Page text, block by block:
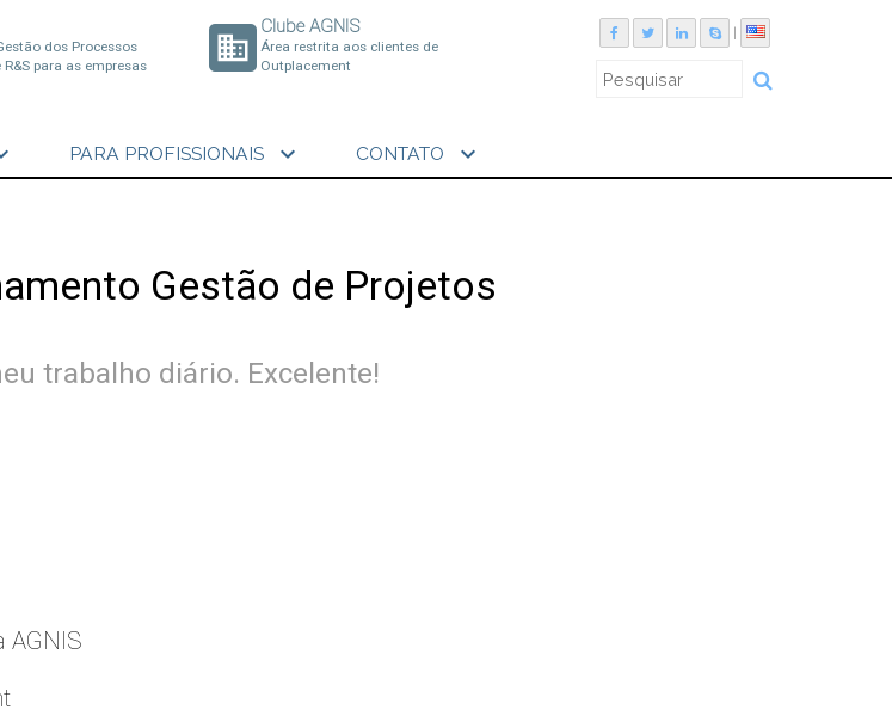
dos Processos
para as empresas
business
Clube AGNIS
Área restrita aos clientes de
Outplacement
PARA PROFISSIONAIS expand_more CONTATO expand_more
Gestão de Projetos
trabalho diário. Excelente!
AGNIS